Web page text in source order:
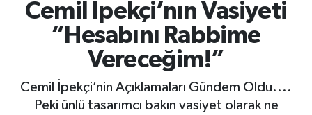
Cemil İpekçi’nın Vasiyeti
“Hesabını Rabbime
Vereceğim!”
Cemil İpekçi’nin Açıklamaları Gündem Oldu....
Peki ünlü tasarımcı bakın vasiyet olarak ne